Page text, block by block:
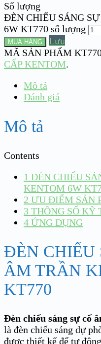
Số lượng
ĐÈN CHIẾU SÁNG
6W KT770 số lượng
MUA HÀNG
Lưu
MÃ SẢN PHẨM
CẤP KENTOM.
Mô tả
Đánh giá
Mô tả
Contents
1 ĐÈN CHIẾU
KENTOM 6W
2 ƯU ĐIỂM SẢN
3 THÔNG SỐ KỸ
4 ỨNG DỤNG
ĐÈN CHIẾU
ÂM TRẦN
KT770
Đèn chiếu sáng sự cố
là đèn chiếu sáng dự
được thiết kế để tự